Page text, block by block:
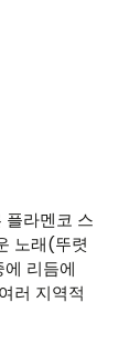
플라멘코 스
노래(뚜렷
리듬에
러 지역적